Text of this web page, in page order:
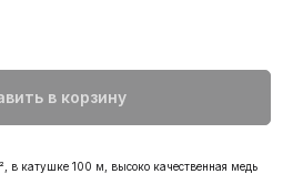
в корзину
в катушке 100 м, высоко качественная медь